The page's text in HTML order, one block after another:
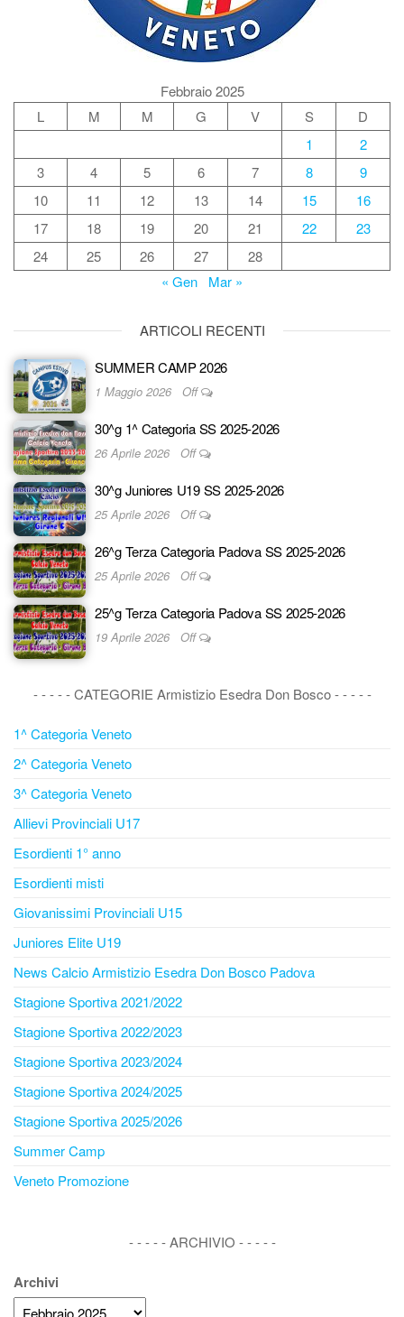
Febbraio 2025
L
M M G V S
D
1
2
3
4 5 6 7 8
9
10
11 12 13 14 15
16
17
18 19 20 21 22
23
24
25 26 27
28
« Gen
Mar »
ARTICOLI RECENTI
SUMMER CAMP 2026
1 Maggio 2026 Off
30^g 1^ Categoria SS 2025-2026
26 Aprile 2026 Off
30^g Juniores U19 SS 2025-2026
25 Aprile 2026 Off
26^g Terza Categoria Padova SS 2025-2026
25 Aprile 2026 Off
25^g Terza Categoria Padova SS 2025-2026
19 Aprile 2026 Off
- - - - - CATEGORIE Armistizio Esedra Don Bosco - - - - -
1^ Categoria Veneto
2^ Categoria Veneto
3^ Categoria Veneto
Allievi Provinciali U17
Esordienti 1° anno
Esordienti misti
Giovanissimi Provinciali U15
Juniores Elite U19
News Calcio Armistizio Esedra Don Bosco Padova
Stagione Sportiva 2021/2022
Stagione Sportiva 2022/2023
Stagione Sportiva 2023/2024
Stagione Sportiva 2024/2025
Stagione Sportiva 2025/2026
Summer Camp
Veneto Promozione
- - - - - ARCHIVIO - - - - -
Archivi